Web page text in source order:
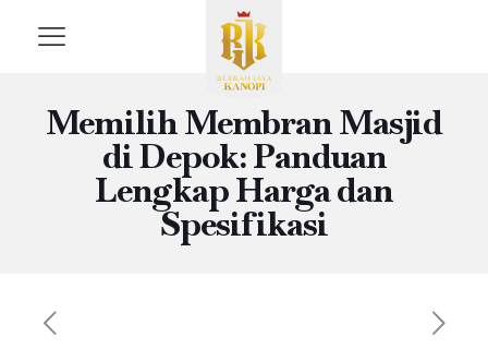
Memilih Membran Masjid
di Depok: Panduan
Lengkap Harga dan
Spesifikasi